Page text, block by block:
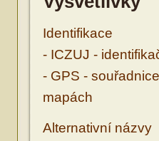
Identifikace
- ICZUJ -
- GPS -
mapách
Alternativní názvy